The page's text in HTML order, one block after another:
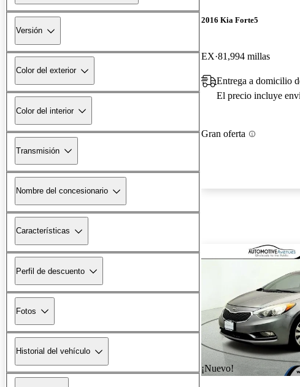
Versión
Color del exterior
Color del interior
Transmisión
Nombre del concesionario
Características
Perfil de descuento
Fotos
Historial del vehículo
2016 Kia Forte5
EX 81,994 millas
Entrega a domicilio
El precio incluye
Gran oferta
¡Nuevo!